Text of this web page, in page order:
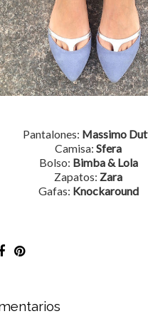
Pantalones: Massimo
Camisa: Sfera
Bolso: Bimba & Lola
Zapatos: Zara
Gafas: Knockaround